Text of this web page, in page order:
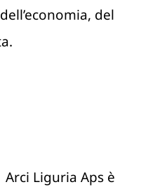
del
Arci Liguria Aps è